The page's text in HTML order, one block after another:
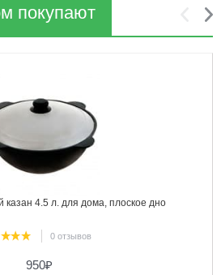
покупают
казан 4.5 л. для дома, плоское дно
0 отзывов
950₽